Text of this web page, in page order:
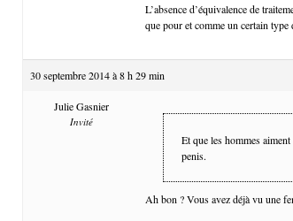
L’absence d’équivalence de
que pour et comme un certain type
30 septembre 2014 à 8 h 29 min
Julie Gasnier
Invité
Et que les hommes
penis.
Ah bon ? Vous avez déjà vu une